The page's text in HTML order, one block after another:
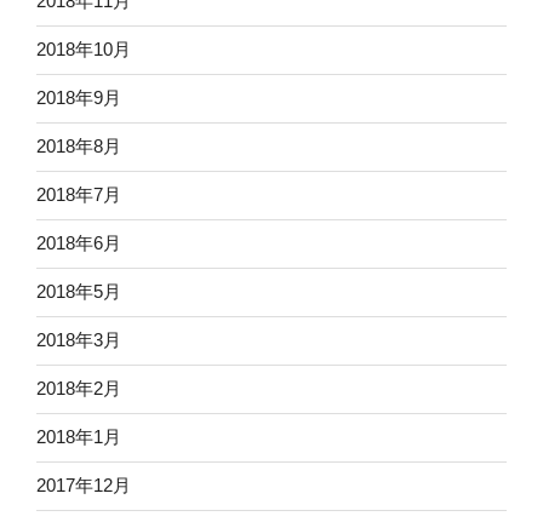
2018年10月
2018年9月
2018年8月
2018年7月
2018年6月
2018年5月
2018年3月
2018年2月
2018年1月
2017年12月